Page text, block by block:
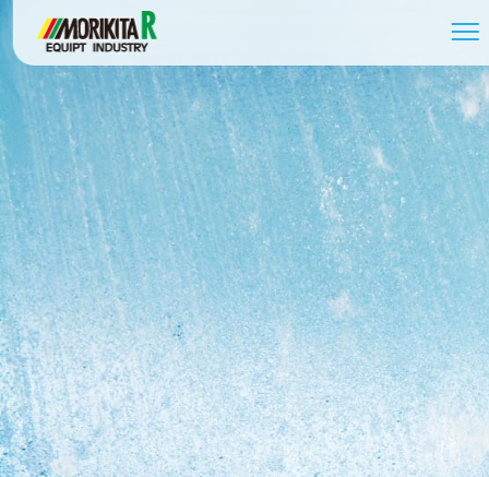
058-279-2739
受付時間 / 8:30～17:30
お問い合わせ